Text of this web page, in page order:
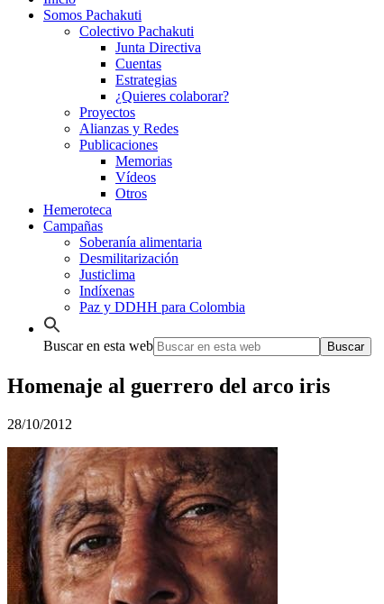
Somos Pachakuti
Colectivo Pachakuti
Junta Directiva
Cuentas
Estrategias
¿Quieres colaborar?
Proyectos
Alianzas y Redes
Publicaciones
Memorias
Vídeos
Otros
Hemeroteca
Campañas
Soberanía alimentaria
Desmilitarización
Justiclima
Indíxenas
Paz y DDHH para Colombia
Buscar en esta web
Homenaje al guerrero del arco iris
28/10/2012